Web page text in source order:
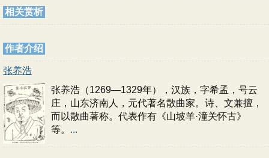
相关赏析
作者介绍
张养浩
张养浩（1269—1329年），汉族，字希孟，号云
庄，山东济南人，元代著名散曲家。诗、文兼擅，
而以散曲著称。代表作有《山坡羊·潼关怀古》
等。 ...